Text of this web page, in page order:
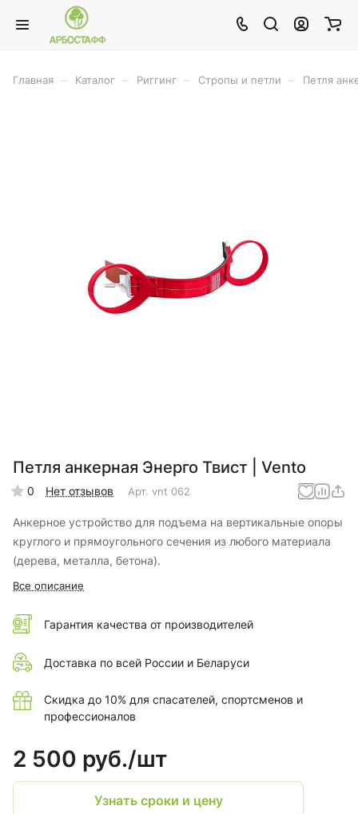
Главная Каталог Риггинг Стропы и петли Петля
Петля анкерная Энерго Твист | Vento
0 Нет отзывов Арт. vnt 062
Анкерное устройство для подъема на вертикальные опоры
круглого и прямоугольного сечения из любого материала
(дерева, металла, бетона).
Все описание
Гарантия качества от производителей
Доставка по всей России и Беларуси
Скидка до 10% для спасателей, спортсменов и
профессионалов
2 500 руб./шт
Узнать сроки и цену